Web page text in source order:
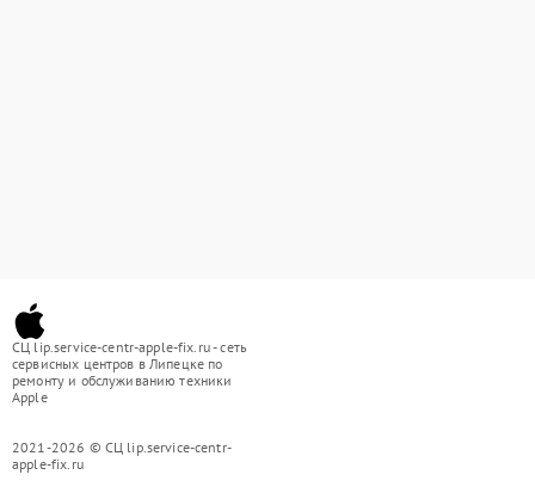
СЦ lip.service-centr-apple-fix.ru - сеть
сервисных центров в Липецке по
ремонту и обслуживанию техники
Apple
2021-2026 © СЦ lip.service-centr-
apple-fix.ru